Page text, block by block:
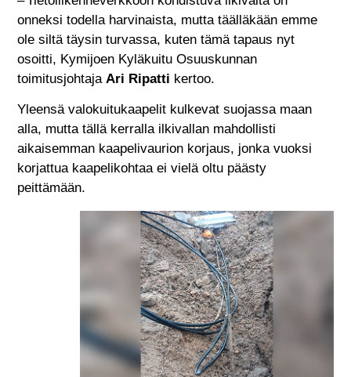
onneksi todella harvinaista, mutta täälläkään emme
ole siltä täysin turvassa, kuten tämä tapaus nyt
osoitti, Kymijoen Kyläkuitu Osuuskunnan
toimitusjohtaja Ari Ripatti kertoo.
Yleensä valokuitukaapelit kulkevat suojassa maan
alla, mutta tällä kerralla ilkivallan mahdollisti
aikaisemman kaapelivaurion korjaus, jonka vuoksi
korjattua kaapelikohtaa ei vielä oltu päästy
peittämään.